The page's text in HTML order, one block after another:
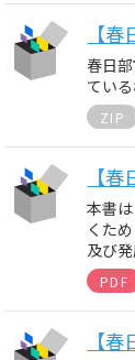
【
春日
てい
ZIP
【
本書
くた
及び
PDF
【